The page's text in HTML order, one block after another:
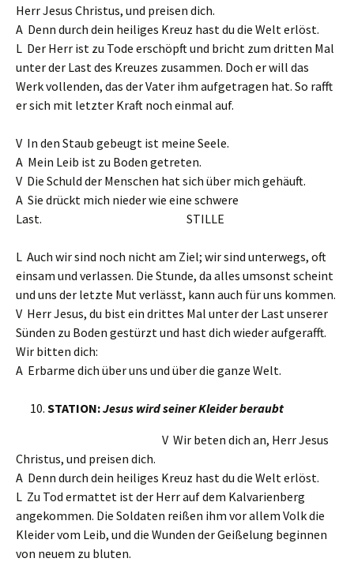
Herr Jesus Christus, und preisen dich.
A Denn durch dein heiliges Kreuz hast du die Welt erlöst.
L Der Herr ist zu Tode erschöpft und bricht zum dritten Mal
unter der Last des Kreuzes zusammen. Doch er will das
Werk vollenden, das der Vater ihm aufgetragen hat. So rafft
er sich mit letzter Kraft noch einmal auf.
V In den Staub gebeugt ist meine Seele.
A Mein Leib ist zu Boden getreten.
V Die Schuld der Menschen hat sich über mich gehäuft.
A Sie drückt mich nieder wie eine schwere
Last. STILLE
L Auch wir sind noch nicht am Ziel; wir sind unterwegs, oft
einsam und verlassen. Die Stunde, da alles umsonst scheint
und uns der letzte Mut verlässt, kann auch für uns kommen.
V Herr Jesus, du bist ein drittes Mal unter der Last unserer
Sünden zu Boden gestürzt und hast dich wieder aufgerafft.
Wir bitten dich:
A Erbarme dich über uns und über die ganze Welt.
STATION:Jesus wird seiner Kleider beraubt
V Wir beten dich an, Herr Jesus
Christus, und preisen dich.
A Denn durch dein heiliges Kreuz hast du die Welt erlöst.
L Zu Tod ermattet ist der Herr auf dem Kalvarienberg
angekommen. Die Soldaten reißen ihm vor allem Volk die
Kleider vom Leib, und die Wunden der Geißelung beginnen
von neuem zu bluten.